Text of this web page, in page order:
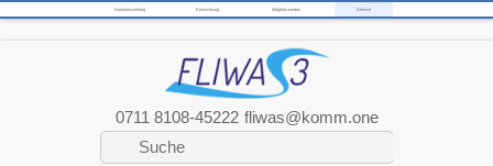
0711 8108-45222 fliwas@komm.one
Funktionsumfang Entwicklung Mitglied werden Service